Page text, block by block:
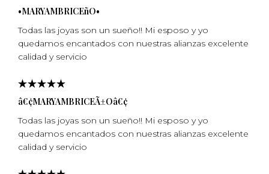
•MARYAMBRICEñO•
Todas las joyas son un sueño!! Mi esposo y yo
quedamos encantados con nuestras alianzas excelente
calidad y servicio
â€¢MARYAMBRICEÃ±Oâ€¢
Todas las joyas son un sueño!! Mi esposo y yo
quedamos encantados con nuestras alianzas excelente
calidad y servicio